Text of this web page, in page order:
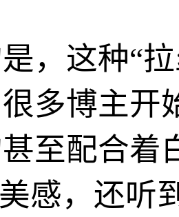
，这种“
多博主开
至配合着
感，还听